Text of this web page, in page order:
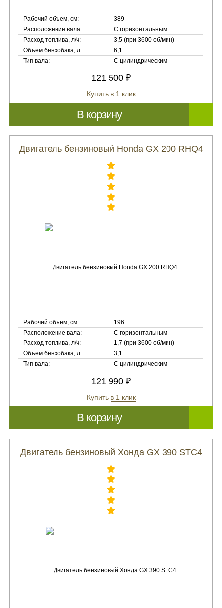
Рабочий объем, см:
389
Расположение вала:
С горизонтальным
Расход топлива, л/ч:
3,5 (при 3600 об/мин)
Объем бензобака, л:
6,1
Тип вала:
С цилиндрическим
121 500 ₽
Купить в 1 клик
В корзину
Двигатель бензиновый Honda GX 200 RHQ4
Рабочий объем, см:
196
Расположение вала:
С горизонтальным
Расход топлива, л/ч:
1,7 (при 3600 об/мин)
Объем бензобака, л:
3,1
Тип вала:
С цилиндрическим
121 990 ₽
Купить в 1 клик
В корзину
Двигатель бензиновый Хонда GX 390 STC4